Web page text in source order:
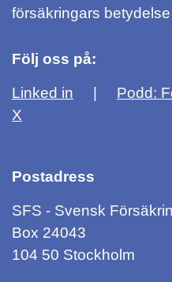
försäkringars
Följ oss på:
Linked in
Podd:
X
Postadress
SFS - Svensk
Box 24043
104 50 Stockholm